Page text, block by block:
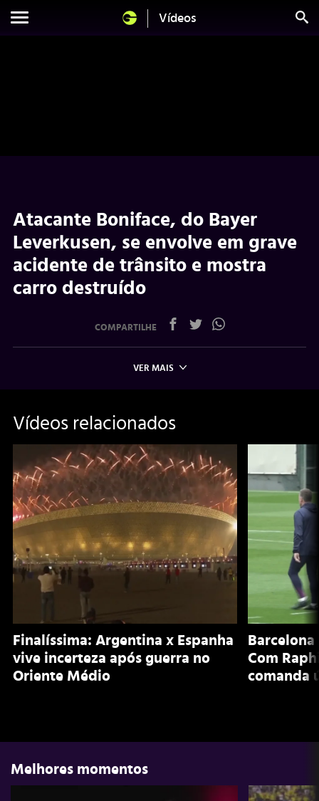
Vídeos
Atacante Boniface, do Bayer
Leverkusen, se envolve em grave
acidente de trânsito e mostra
carro destruído
COMPARTILHE
VER MAIS
Vídeos relacionados
Finalíssima: Argentina x Espanha
vive incerteza após guerra no
Oriente Médio
Com
comanda
Melhores momentos